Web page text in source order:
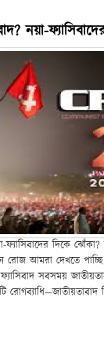
নয়া-
ফ্যাসিবাদের দিকে
রোজ আমরা দেখতে
সবসময়